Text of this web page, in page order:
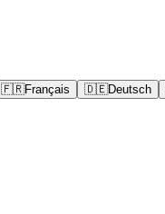
🇫🇷Français 🇩🇪Deutsch